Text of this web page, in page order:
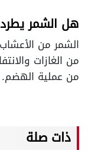
هل الشمر يطرد
الشمر من
من الغازات
من عملية الهضم.
ذات صلة